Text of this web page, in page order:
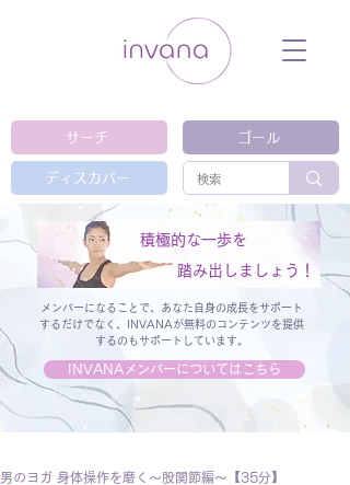
ガ 瞑想 栄養 医学 レッスン レクチャ
ー ​ストレス 免疫力 睡眠 メンタルヘル
サーチ
ディスカバー
ゴール
積極的な一歩を
踏み出しましょう！
メンバーになることで、あなた自身の成長をサポート
するだけでなく、
INVANAが無料のコンテンツを提供
するのもサポートしています。
INVANAメンバーについてはこちら
男のヨガ 身体操作を磨く～股関節編～【35分】